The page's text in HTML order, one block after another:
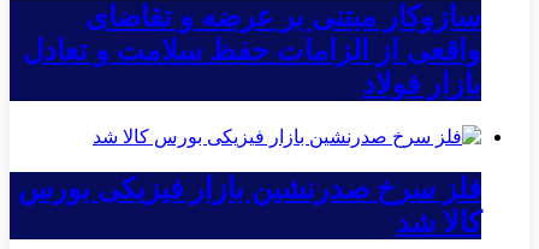
سازوکار مبتنی بر عرضه و تقاضای
واقعی از الزامات حفظ سلامت و تعادل
بازار فولاد
فلز سرخ صدرنشین بازار فیزیکی بورس
کالا شد